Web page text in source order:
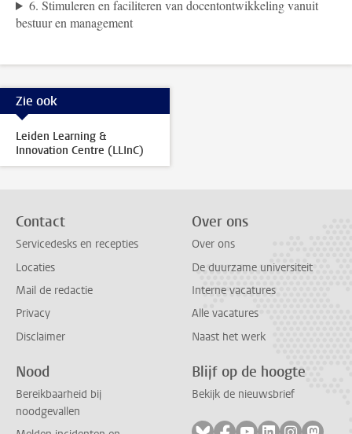
6. Stimuleren en faciliteren van docentontwikkeling vanuit
bestuur en management
Zie ook
Leiden Learning &
Innovation Centre (LLInC)
Contact
Servicedesks en recepties
Locaties
Mail de redactie
Privacy
Disclaimer
Over ons
Over ons
De duurzame universiteit
Interne vacatures
Alle vacatures
Naast het werk
Nood
Bereikbaarheid bij
noodgevallen
Blijf op de hoogte
Bekijk de nieuwsbrief
Volg ons op bluesky
Volg ons op facebook
Volg ons op
Volg ons op
Volg ons
Volg